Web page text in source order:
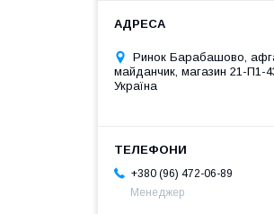
Ринок Барабашово,
майданчик, магазин 21-П1-
Україна
+380 (96) 472-06-89
Менеджер